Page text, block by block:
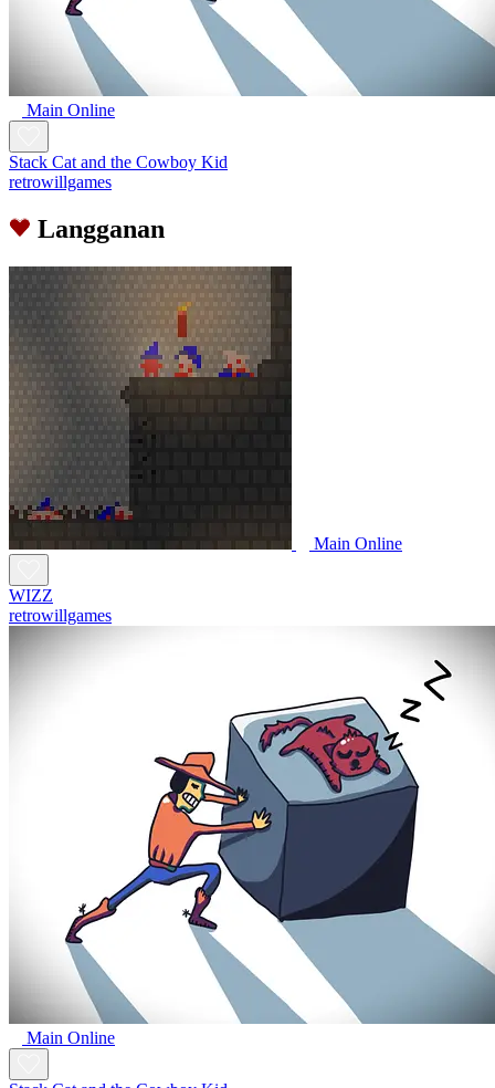
Main Online
Stack Cat and the Cowboy Kid
retrowillgames
Langganan
Main Online
WIZZ
retrowillgames
Main Online